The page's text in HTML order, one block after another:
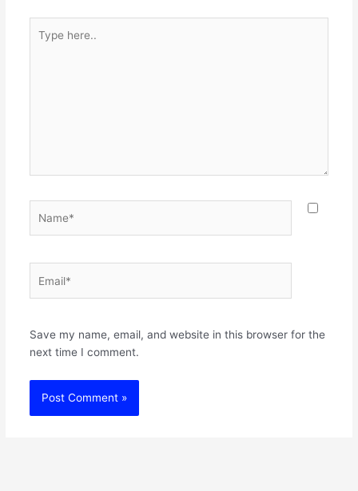
here..
Save my name, email, and website in this browser for the
next time I comment.